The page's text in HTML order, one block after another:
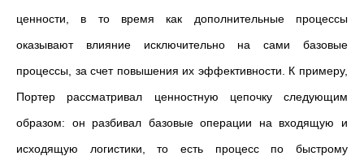
ценности, в то время как дополнительные процессы
оказывают влияние исключительно на сами базовые
процессы, за счет повышения их эффективности. К примеру,
Портер рассматривал ценностную цепочку следующим
образом: он разбивал базовые операции на входящую и
исходящую логистики, то есть процесс по быстрому